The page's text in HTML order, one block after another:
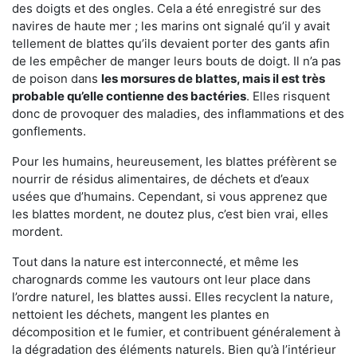
des doigts et des ongles. Cela a été enregistré sur des
navires de haute mer ; les marins ont signalé qu’il y avait
tellement de blattes qu’ils devaient porter des gants afin
de les empêcher de manger leurs bouts de doigt. Il n’a pas
de poison dans les morsures de blattes, mais il est très
probable qu’elle contienne des bactéries. Elles risquent
donc de provoquer des maladies, des inflammations et des
gonflements.
Pour les humains, heureusement, les blattes préfèrent se
nourrir de résidus alimentaires, de déchets et d’eaux
usées que d’humains. Cependant, si vous apprenez que
les blattes mordent, ne doutez plus, c’est bien vrai, elles
mordent.
Tout dans la nature est interconnecté, et même les
charognards comme les vautours ont leur place dans
l’ordre naturel, les blattes aussi. Elles recyclent la nature,
nettoient les déchets, mangent les plantes en
décomposition et le fumier, et contribuent généralement à
la dégradation des éléments naturels. Bien qu’à l’intérieur